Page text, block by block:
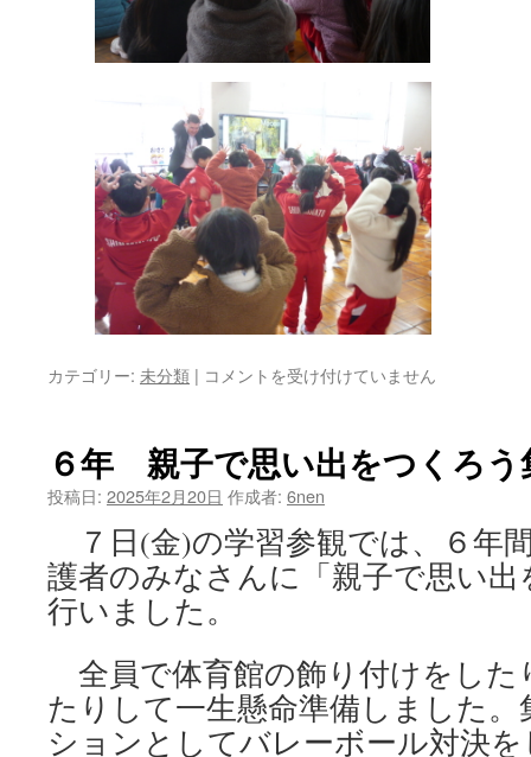
カテゴリー: 未分類 | １
国
際
交
は
コメントを受け付けていません
６年 親子で思い出をつくろう
投稿日: 2025年2月20日 作成者: 6nen
７日(金)の学習参観では、６年
護者のみなさんに「親子で思い
行いました。
全員で体育館の飾り付けをした
たりして一生懸命準備しました
ションとしてバレーボール対決